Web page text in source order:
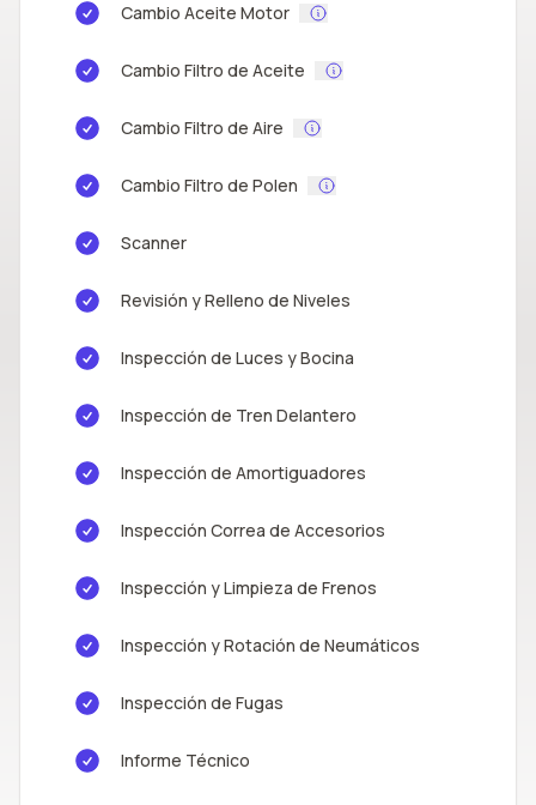
Cambio Aceite Motor
Cambio Filtro de Aceite
Cambio Filtro de Aire
Cambio Filtro de Polen
Scanner
Revisión y Relleno de Niveles
Inspección de Luces y Bocina
Inspección de Tren Delantero
Inspección de Amortiguadores
Inspección Correa de Accesorios
Inspección y Limpieza de Frenos
Inspección y Rotación de Neumáticos
Inspección de Fugas
Informe Técnico